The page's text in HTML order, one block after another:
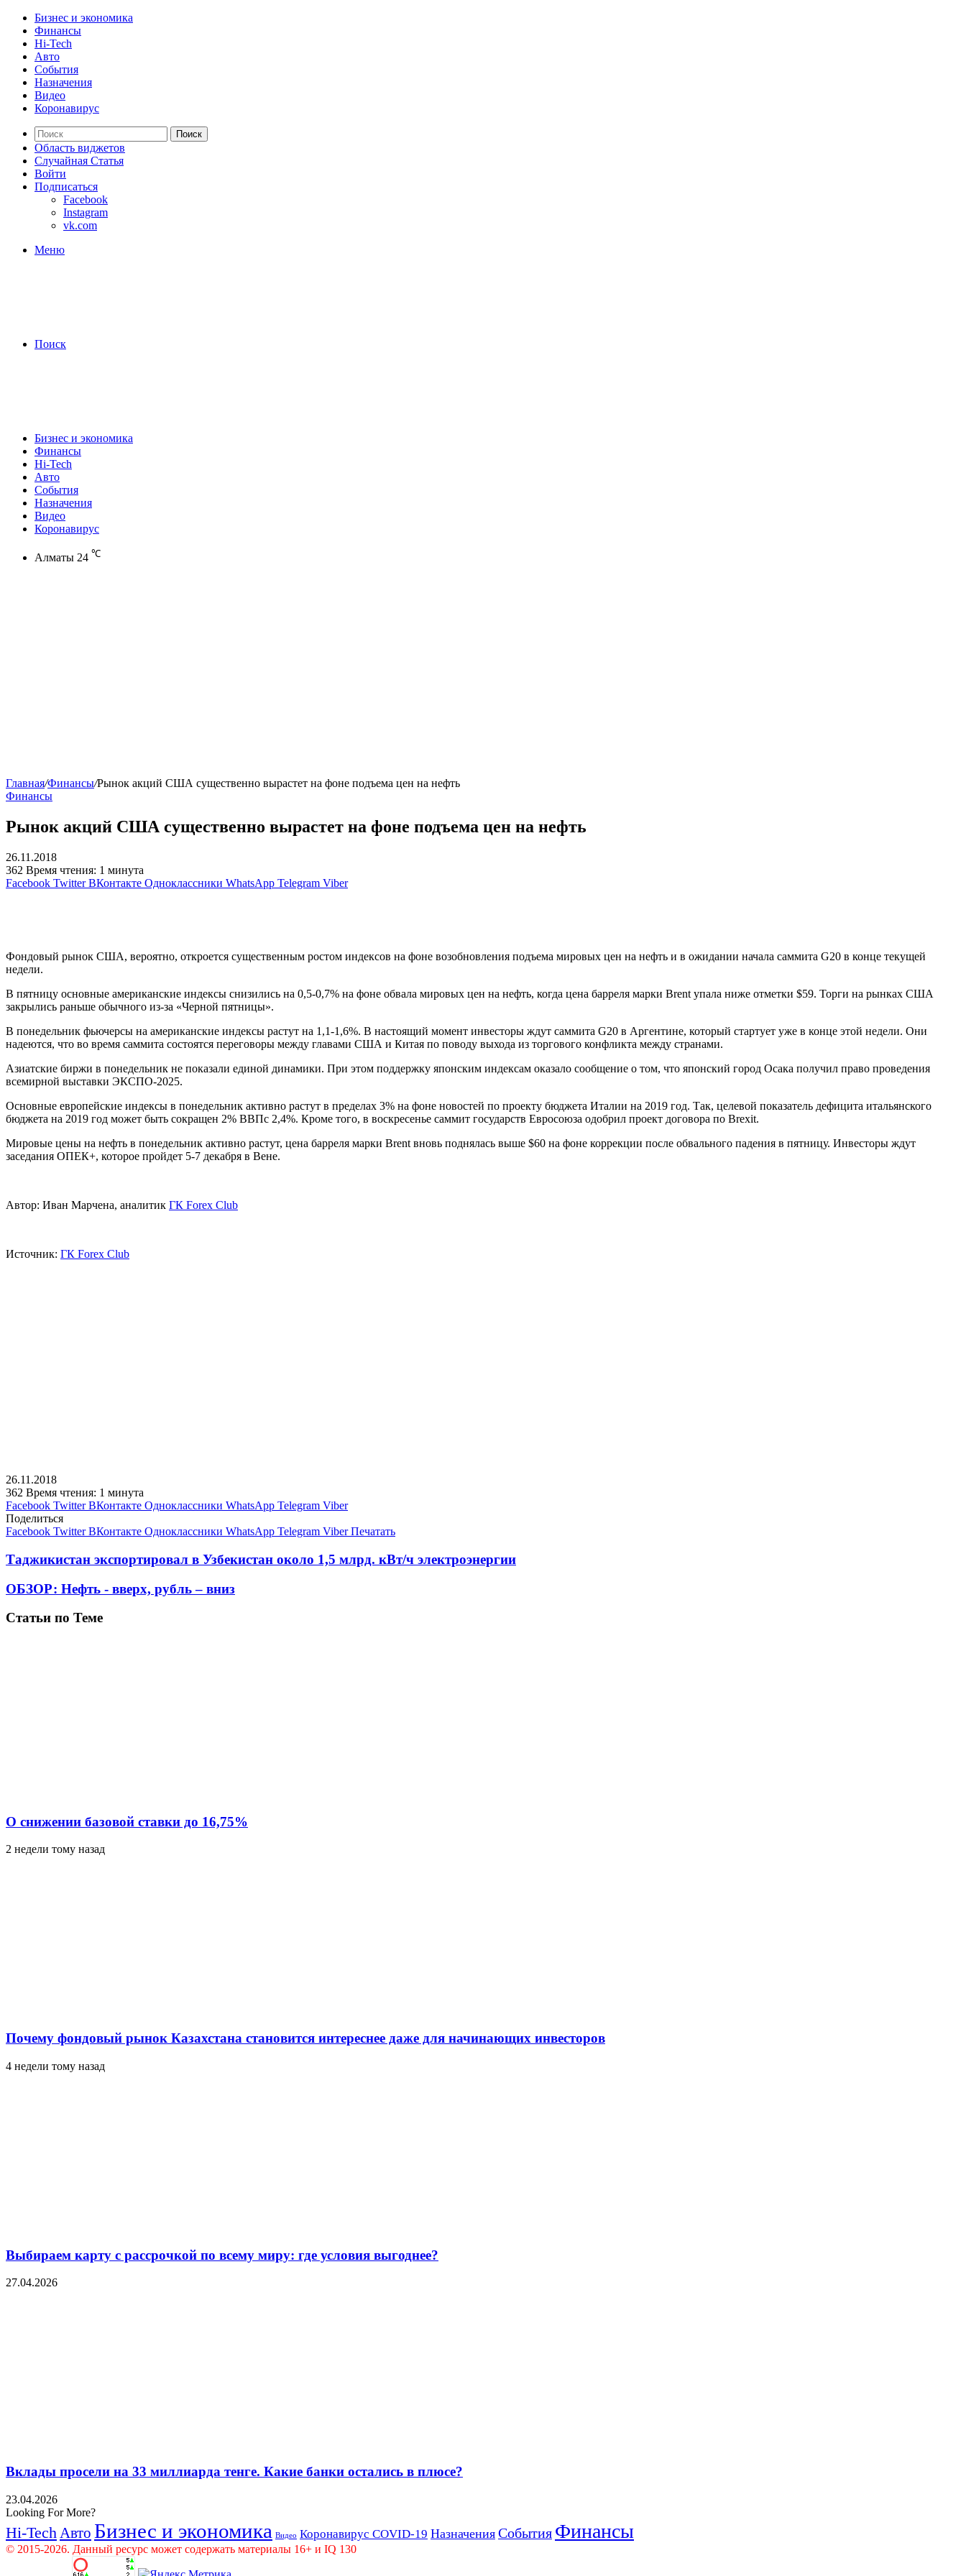
Бизнес и экономика
Финансы
Hi-Tech
Авто
События
Назначения
Видео
Коронавирус
Поиск
Область виджетов
Случайная Статья
Войти
Подписаться
Facebook
Instagram
vk.com
Меню
Поиск
Бизнес и экономика
Финансы
Hi-Tech
Авто
События
Назначения
Видео
Коронавирус
Алматы 24 ℃
Главная/Финансы/Рынок акций США существенно вырастет на фоне подъема цен на нефть
Финансы
Рынок акций США существенно вырастет на фоне подъема цен на нефть
26.11.2018
362 Время чтения: 1 минута
Facebook Twitter ВКонтакте Одноклассники WhatsApp Telegram Viber
Фондовый рынок США, вероятно, откроется существенным ростом индексов на фоне возобновления подъема мировых цен на нефть и в ожидании начала саммита G20 в конце текущей
недели.
В пятницу основные американские индексы снизились на 0,5-0,7% на фоне обвала мировых цен на нефть, когда цена барреля марки Brent упала ниже отметки $59. Торги на рынках США
закрылись раньше обычного из-за «Черной пятницы».
В понедельник фьючерсы на американские индексы растут на 1,1-1,6%. В настоящий момент инвесторы ждут саммита G20 в Аргентине, который стартует уже в конце этой недели. Они
надеются, что во время саммита состоятся переговоры между главами США и Китая по поводу выхода из торгового конфликта между странами.
Азиатские биржи в понедельник не показали единой динамики. При этом поддержку японским индексам оказало сообщение о том, что японский город Осака получил право проведения
всемирной выставки ЭКСПО-2025.
Основные европейские индексы в понедельник активно растут в пределах 3% на фоне новостей по проекту бюджета Италии на 2019 год. Так, целевой показатель дефицита итальянского
бюджета на 2019 год может быть сокращен 2% ВВПс 2,4%. Кроме того, в воскресенье саммит государств Евросоюза одобрил проект договора по Brexit.
Мировые цены на нефть в понедельник активно растут, цена барреля марки Brent вновь поднялась выше $60 на фоне коррекции после обвального падения в пятницу. Инвесторы ждут
заседания ОПЕК+, которое пройдет 5-7 декабря в Вене.
Автор: Иван Марчена, аналитик ГК Forex Club
Источник: ГК Forex Club
26.11.2018
362 Время чтения: 1 минута
Facebook Twitter ВКонтакте Одноклассники WhatsApp Telegram Viber
Поделиться
Facebook Twitter ВКонтакте Одноклассники WhatsApp Telegram Viber Печатать
Таджикистан экспортировал в Узбекистан около 1,5 млрд. кВт/ч электроэнергии
ОБЗОР: Нефть - вверх, рубль – вниз
Статьи по Теме
О снижении базовой ставки до 16,75%
2 недели тому назад
Почему фондовый рынок Казахстана становится интереснее даже для начинающих инвесторов
4 недели тому назад
Выбираем карту с рассрочкой по всему миру: где условия выгоднее?
27.04.2026
Вклады просели на 33 миллиарда тенге. Какие банки остались в плюсе?
23.04.2026
Looking For More?
Hi-Tech Авто Бизнес и экономика Видео Коронавирус COVID-19 Назначения События Финансы
© 2015-2026. Данный ресурс может содержать материалы 16+ и IQ 130